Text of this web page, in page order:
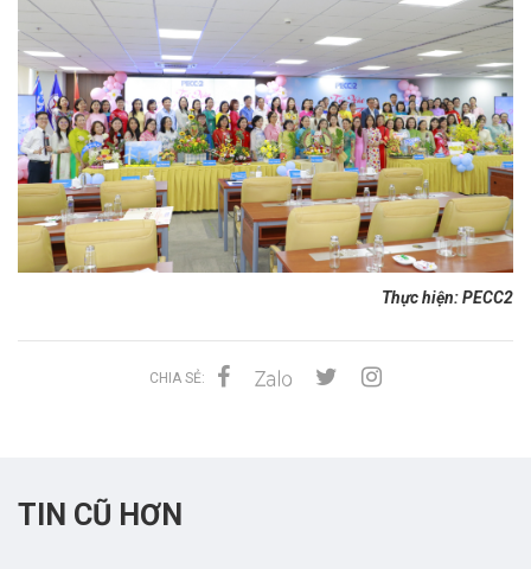
Thực hiện: PECC2
CHIA SẺ:
TIN CŨ HƠN